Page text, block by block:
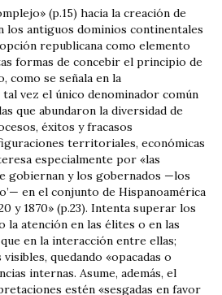
(p.15) hacia la creación de
los antiguos dominios continentales
republicana como elemento
formas de concebir el principio de
como se señala en la
vez el único denominador común
que abundaron la diversidad de
éxitos y fracasos
territoriales, económicas
especialmente por «las
gobiernan y los gobernados —los
en el conjunto de Hispanoamérica
y 1870» (p.23). Intenta superar los
la atención en las élites o en las
en la interacción entre ellas;
quedando «opacadas o
internas. Asume, además, el
estén «sesgadas en favor